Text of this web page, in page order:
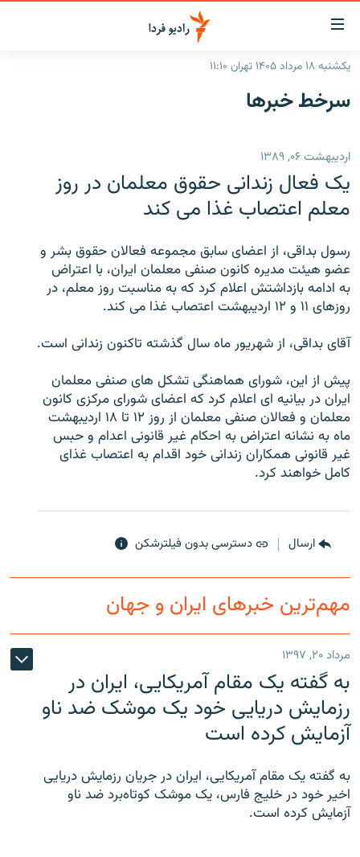
لینک‌های
قابلیت
دسترسی
بازگشت
اصلی
رفتن
صفحه
ایران
رادیو
انتخاب کنید و بشنوید
فرکانس‌ها
پادکست
گزارش‌های تصویری
گزارش‌های ویدئویی
زنان فردا
English
به ما بپیوندید
زبان‌های دیگر
یکشنبه ۱۸ مرداد ۱۴۰۵ تهران ۱۱:۱۰
سرخط‌ خبرها
اردیبهشت ۰۶, ۱۳۸۹
یک فعال زندانی حقوق معلمان در روز
معلم اعتصاب غذا می کند
رسول بداقی، از اعضای سابق مجموعه فعالان حقوق بشر و
عضو هيئت مديره کانون صنفی معلمان ايران، با اعتراض
به ادامه بازداشتش اعلام کرد که به مناسبت روز معلم، در
روزهای ۱۱ و ۱۲ ارديبهشت اعتصاب غذا می کند.
آقای بداقی، از شهريور ماه سال گذشته تاکنون زندانی است.
پيش از اين، شورای هماهنگی تشکل های صنفی معلمان
ايران در بيانيه ای اعلام کرد که اعضای شورای مرکزی کانون
معلمان و فعالان صنفی معلمان از روز ۱۲ تا ۱۸ ارديبهشت
ماه به نشانه اعتراض به احکام غير قانونی اعدام و حبس
غير قانونی همکاران زندانی خود اقدام به اعتصاب غذای
کامل خواهند کرد.
ارسال دسترسی بدون فیلترشکن
مهم‌ترین خبرهای ایران و جهان
مرداد ۲۰, ۱۳۹۷
به گفته یک مقام آمریکایی، ایران در
رزمایش دریایی خود یک موشک ضد ناو
آزمایش کرده است
به گفته یک مقام آمریکایی، ایران در جریان رزمایش دریایی
اخیر خود در خلیج فارس، یک موشک کوتاه‌برد ضد ناو
آزمایش کرده است.